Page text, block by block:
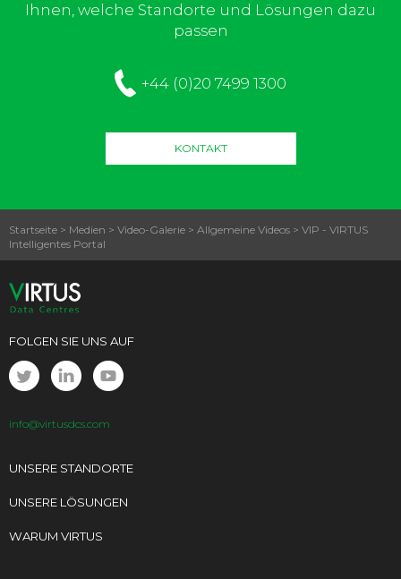
Ihnen, welche Standorte und Lösungen dazu
passen
+44 (0)20 7499 1300
KONTAKT
Startseite > Medien > Video-Galerie > Allgemeine Videos > VIP - VIRTUS
Intelligentes Portal
FOLGEN SIE UNS AUF
info@virtusdcs.com
UNSERE STANDORTE
UNSERE LÖSUNGEN
WARUM VIRTUS